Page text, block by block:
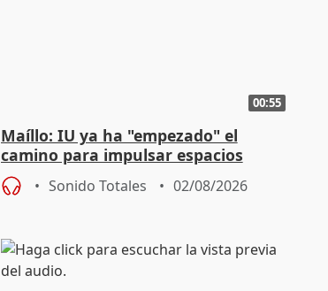
00:55
Maíllo: IU ya ha "empezado" el
camino para impulsar espacios
unitarios para las municipales
Sonido Totales 02/08/2026